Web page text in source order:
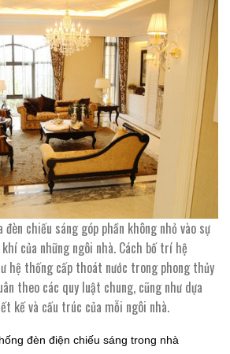
đèn chiếu sáng góp phần không nhỏ vào sự
của những ngôi nhà. Cách bố trí hệ
hệ thống cấp thoát nước trong phong thủy
theo các quy luật chung, cũng như dựa
kế và cấu trúc của mỗi ngôi nhà.